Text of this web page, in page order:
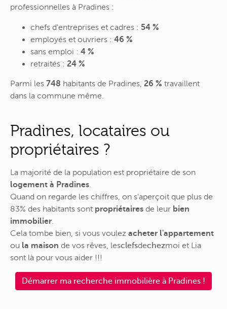
professionnelles à Pradines :
chefs d'entreprises et cadres : 54 %
employés et ouvriers : 46 %
sans emploi : 4 %
retraités : 24 %
Parmi les 748 habitants de Pradines, 26 % travaillent
dans la commune même.
Pradines, locataires ou
propriétaires ?
La majorité de la population est propriétaire de son
logement à Pradines.
Quand on regarde les chiffres, on s'aperçoit que plus de
83% des habitants sont propriétaires de leur bien
immobilier.
Cela tombe bien, si vous voulez acheter l'appartement
ou la maison de vos rêves, lesclefsdechezmoi et Lia
sont là pour vous aider !!!
Démarrer ma recherche immobilière à Pradines !